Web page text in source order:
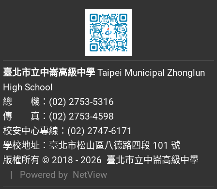
臺北市立中崙高級中學 Taipei Municipal Zhonglun
High School
總 機：(02) 2753-5316
傳 真：(02) 2753-4598
校安中心專線：(02) 2747-6171
學校地址：臺北市松山區八德路四段 101 號
版權所有 © 2018 - 2026 臺北市立中崙高級中學
| Powered by NetView